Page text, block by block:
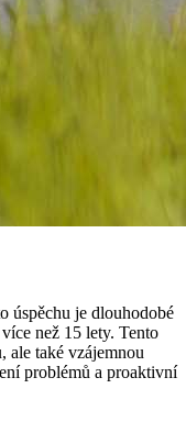
úspěchu je dlouhodobé
než 15 lety. Tento
ale také vzájemnou
problémů a proaktivní